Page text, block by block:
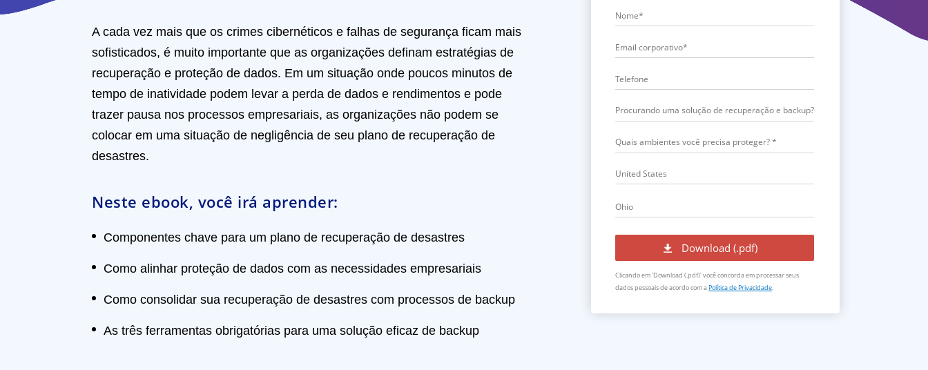
Quais ambientes você precisa proteger? *
Clicando em 'Download (.pdf)' você concorda em processar seus
dados pessoais de acordo com aPolítica de Privacidade.
A cada vez mais que os crimes cibernéticos e falhas de segurança ficam mais
sofisticados, é muito importante que as organizações definam estratégias de
recuperação e proteção de dados. Em um situação onde poucos minutos de
tempo de inatividade podem levar a perda de dados e rendimentos e pode
trazer pausa nos processos empresariais, as organizações não podem se
colocar em uma situação de negligência de seu plano de recuperação de
desastres.
Neste ebook, você irá aprender:
Componentes chave para um plano de recuperação de desastres
Como alinhar proteção de dados com as necessidades empresariais
Como consolidar sua recuperação de desastres com processos de backup
As três ferramentas obrigatórias para uma solução eficaz de backup